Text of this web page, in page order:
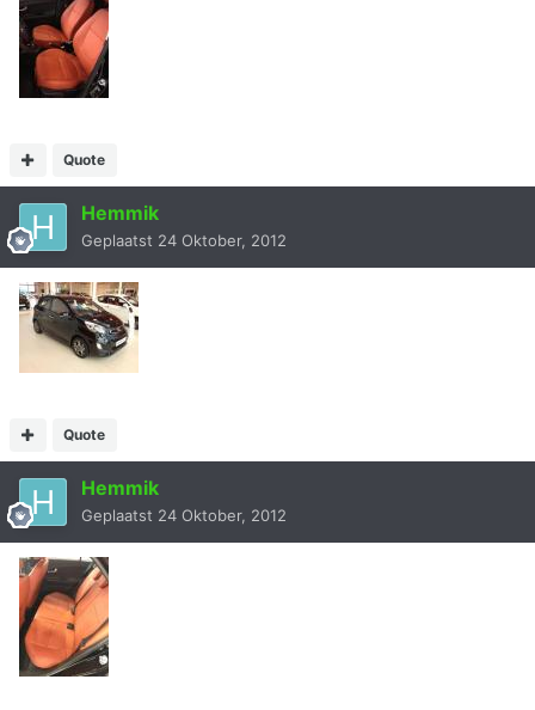
Quote
Hemmik
Geplaatst 24 Oktober, 2012
Quote
Hemmik
Geplaatst 24 Oktober, 2012